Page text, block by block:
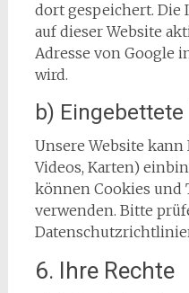
dort gespeichert.
auf dieser Website
Adresse von Google
wird.
b)
Unsere Website
Videos, Karten)
können Cookies und
verwenden. Bitte
6. Ihre Rechte